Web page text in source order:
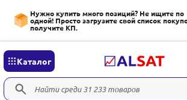
Нужно купить много позиций? Не ищите по
одной! Просто загрузите свой список
получите КП.
Каталог